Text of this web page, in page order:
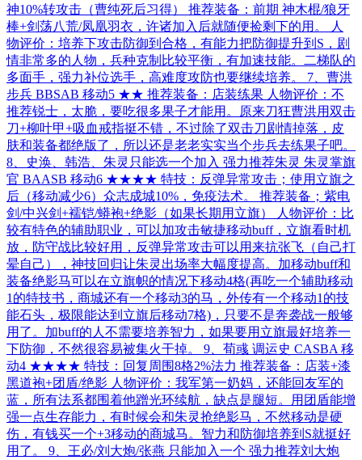
神10%转攻击（曹纯死后习得） 推荐装备：前期 神木棍/狼牙
棒+剑荡八荒/凤凰羽衣，许诸加入后就随便捡剩下的用。 人
物评价：培养下攻击防御到合格，有能力把防御提升到S，剧
情非常多的人物，兵种克制比较平衡，有加速技能。二梯队的
多面手，强力补位选手，高难度攻防也要继续培养。 7、曹洪
步兵 BBSAB 移动5 ★★ 推荐装备：店装练果 人物评价：不
推荐锐士，太脆，要吃很多果子才能用。原来刀狂曹洪用双击
刀+柳叶甲+吸血戒指挺不错，不过除了双击刀剧情掉落，皮
肤和装备都绝版了，所以还是老老实实当个步兵去练果子吧。
8、史涣、韩浩、朱灵只能选一个加入 强力推荐朱灵 朱灵掌旗
官 BAASB 移动6 ★★★★ 特技：反弹异常攻击；使用立旗之
后（移动减少6）众志成城10%，免疫法术。 推荐装备；紫电
剑/中兴剑+襦铠/蟒袍+绝影（如果长期用立旗） 人物评价：比
较有特色的辅助职业，可以加攻击敏捷移动buff，立旗看时机
放，防守战比较好用，反弹异常攻击可以用来抗张飞（自己打
晕自己），神技回归让朱灵出场率大幅度提高。加移动buff和
装备绝影马可以在立旗帜的情况下移动4格(再吃一个辅助移动
1的特技书，商城还有一个移动3的马，外传有一个移动1的技
能石头，极限能达到立旗后移动7格)，只要不是奔袭战一般够
用了。加buff的人不需要培养智力，如果要用立旗最好培养一
下防御，不然很容易被集火干掉。 9、荀彧 调运史 CASBA 移
动4 ★★★★ 特技：回复周围8格2%法力 推荐装备：店装+漆
黑道袍+团盾/绝影 人物评价：我军第一奶妈，还能回友军的
蓝，所有法系都围着他蹭光环续航，缺点是腿短。用团盾能增
强一点生存能力，有时候会和朱灵抢绝影马，不然移动是硬
伤，有钱买一个+3移动的商城马。智力和防御培养到S就挺好
用了。 9、王必/刘大炮/张燕 只能加入一个 强力推荐刘大炮